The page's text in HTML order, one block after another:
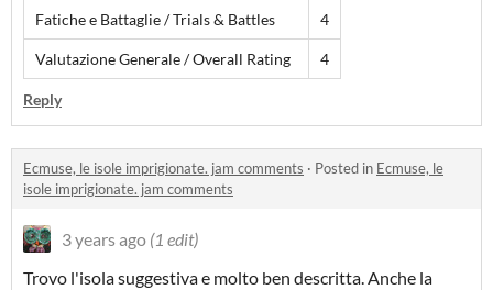
Fatiche e Battaglie / Trials & Battles 4
Valutazione Generale / Overall Rating 4
Reply
Ecmuse, le isole imprigionate. jam comments · Posted in Ecmuse, le
isole imprigionate. jam comments
3 years ago (1 edit)
Trovo l'isola suggestiva e molto ben descritta. Anche la